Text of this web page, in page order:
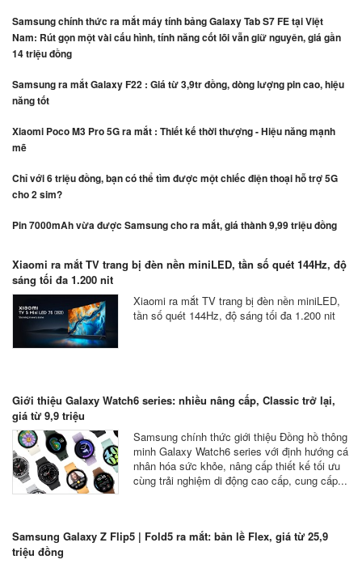
Samsung chính thức ra mắt máy tính bảng Galaxy Tab S7 FE tại Việt
Nam: Rút gọn một vài cấu hình, tính năng cốt lõi vẫn giữ nguyên, giá gần
14 triệu đồng
Samsung ra mắt Galaxy F22 : Giá từ 3,9tr đồng, dòng lượng pin cao, hiệu
năng tốt
Xiaomi Poco M3 Pro 5G ra mắt : Thiết kế thời thượng - Hiệu năng mạnh
mẽ
Chỉ với 6 triệu đồng, bạn có thể tìm được một chiếc điện thoại hỗ trợ 5G
cho 2 sim?
Pin 7000mAh vừa được Samsung cho ra mắt, giá thành 9,99 triệu đồng
Xiaomi ra mắt TV trang bị đèn nền miniLED, tần số quét 144Hz, độ
sáng tối đa 1.200 nit
Xiaomi ra mắt TV trang bị đèn nền miniLED,
tần số quét 144Hz, độ sáng tối đa 1.200 nit
Giới thiệu Galaxy Watch6 series: nhiều nâng cấp, Classic trở lại,
giá từ 9,9 triệu
Samsung chính thức giới thiệu Đồng hồ thông
minh Galaxy Watch6 series với định hướng cá
nhân hóa sức khỏe, nâng cấp thiết kế tối ưu
cùng trải nghiệm di động cao cấp, cung cấp...
Samsung Galaxy Z Flip5 | Fold5 ra mắt: bản lề Flex, giá từ 25,9
triệu đồng